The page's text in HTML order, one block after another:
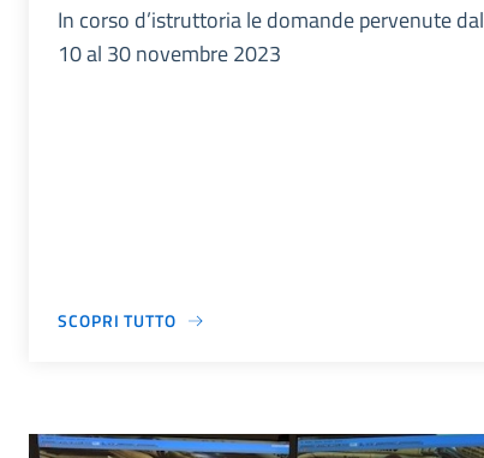
In corso d’istruttoria le domande pervenute dal
10 al 30 novembre 2023
SCOPRI TUTTO